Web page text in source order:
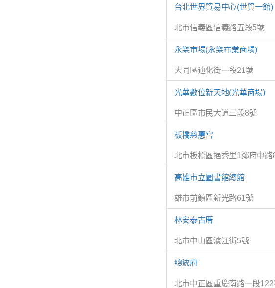
台北世界貿易中心(世貿一館)
北市信義區信義路五段5號
永樂市場(永樂布業商場)
大同區迪化街一段21號
光華數位新天地(光華商場)
中正區市民大道三段8號
板橋慈惠宮
北市板橋區挹秀里1鄰府中路
高雄市立圖書館總館
雄市前鎮區新光路61號
林安泰古厝
北市中山區濱江街5號
總統府
北市中正區重慶南路一段122